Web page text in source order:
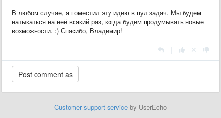
В любом случае, я поместил эту идею в пул задач. Мы будем
натыкаться на неё всякий раз, когда будем продумывать новые
возможности. :) Спасибо, Владимир!
Customer support service by UserEcho